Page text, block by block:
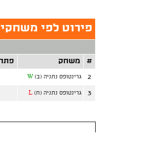
פירוט לפי
#
משחק
2 גרינטופס נתניה (ב) W
3 גרינטופס נתניה (ח) L